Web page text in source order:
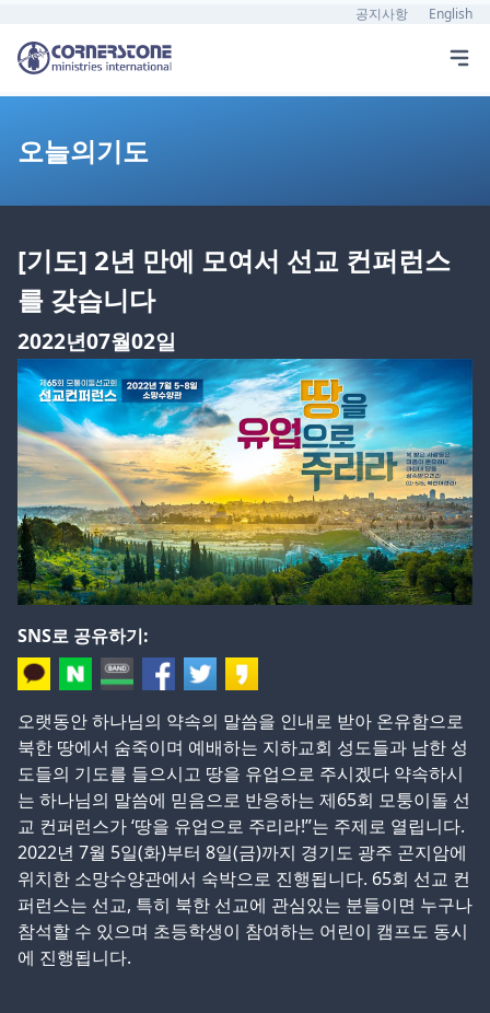
공지사항 English
오늘의기도
[기도] 2년 만에 모여서 선교 컨퍼런스
를 갖습니다
2022년07월02일
SNS로 공유하기:
오랫동안 하나님의 약속의 말씀을 인내로 받아 온유함으로
북한 땅에서 숨죽이며 예배하는 지하교회 성도들과 남한 성
도들의 기도를 들으시고 땅을 유업으로 주시겠다 약속하시
는 하나님의 말씀에 믿음으로 반응하는 제65회 모퉁이돌 선
교 컨퍼런스가 ‘땅을 유업으로 주리라!”는 주제로 열립니다.
2022년 7월 5일(화)부터 8일(금)까지 경기도 광주 곤지암에
위치한 소망수양관에서 숙박으로 진행됩니다. 65회 선교 컨
퍼런스는 선교, 특히 북한 선교에 관심있는 분들이면 누구나
참석할 수 있으며 초등학생이 참여하는 어린이 캠프도 동시
에 진행됩니다.